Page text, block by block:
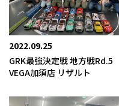
2022.09.25
GRK最強決定戦 地方戦Rd.5
VEGA加須店 リザルト